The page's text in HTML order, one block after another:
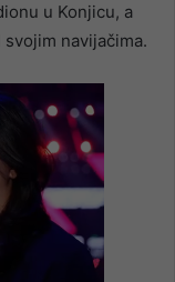
u Konjicu, a
navijačima.